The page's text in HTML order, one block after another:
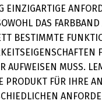
EINZIGARTIGE
DAS FARBBAND
BESTIMMTE
AUFWEISEN MUSS.
PRODUKT FÜR IHRE